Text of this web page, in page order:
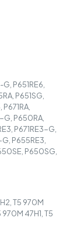
P651RE6,
P651SG,
G, P650RA,
P671RE3-G,
P655RE3,
P650SG,
T5 970M
970M 47H1, T5